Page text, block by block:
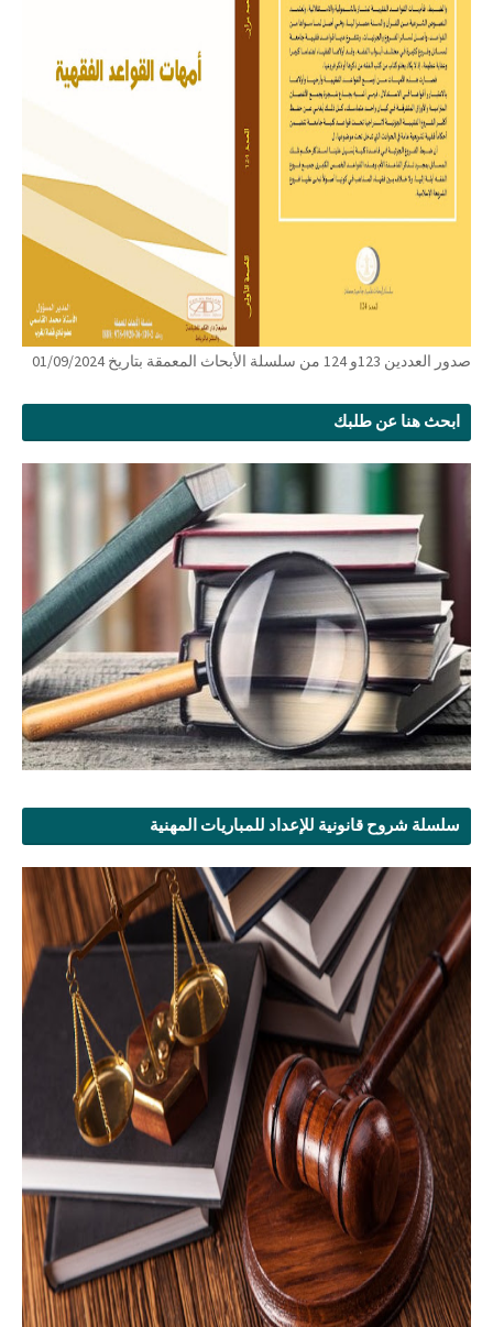
صدور العددين 123و 124 من سلسلة الأبحاث المعمقة بتاريخ 01/09/2024
ابحث هنا عن طلبك
سلسلة شروح قانونية للإعداد للمباريات المهنية